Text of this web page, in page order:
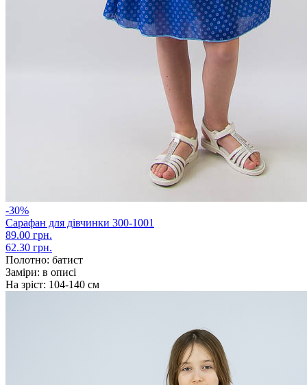
-30%
Сарафан для дівчинки 300-1001
89.00 грн.
62.30 грн.
Полотно: батист
Заміри: в описі
На зріст: 104-140 см